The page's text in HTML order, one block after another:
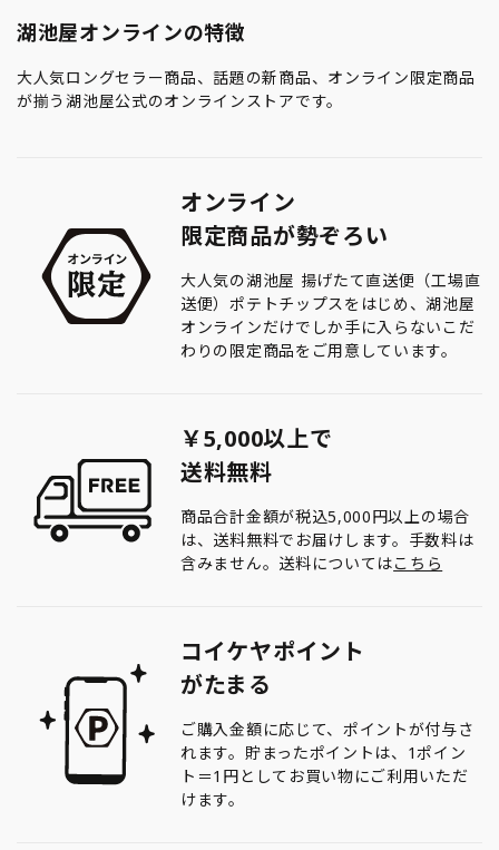
湖池屋オンラインの特徴
大人気ロングセラー商品、話題の新商品、オンライン限定商品
が揃う湖池屋公式のオンラインストアです。
オンライン
限定商品が勢ぞろい
大人気の湖池屋 揚げたて直送便（工場直
送便）ポテトチップスをはじめ、湖池屋
オンラインだけでしか手に入らないこだ
わりの限定商品をご用意しています。
￥5,000以上で
送料無料
商品合計金額が税込5,000円以上の場合
は、送料無料でお届けします。手数料は
含みません。送料についてはこちら
コイケヤポイント
がたまる
ご購入金額に応じて、ポイントが付与さ
れます。貯まったポイントは、1ポイン
ト＝1円としてお買い物にご利用いただ
けます。